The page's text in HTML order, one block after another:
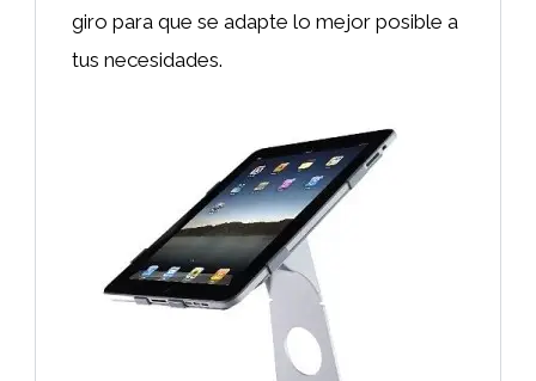
giro para que se adapte lo mejor posible a
tus necesidades.